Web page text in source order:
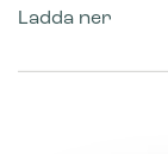
Ladda ner